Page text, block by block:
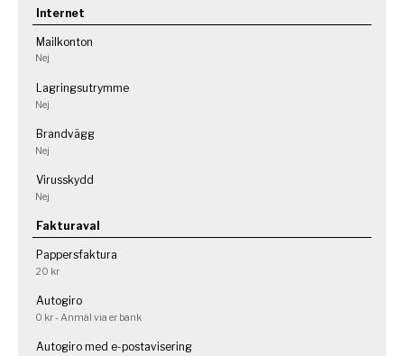
Internet
Mailkonton
Nej
Lagringsutrymme
Nej
Brandvägg
Nej
Virusskydd
Nej
Fakturaval
Pappersfaktura
20 kr
Autogiro
0 kr - Anmäl via er bank
Autogiro med e-postavisering